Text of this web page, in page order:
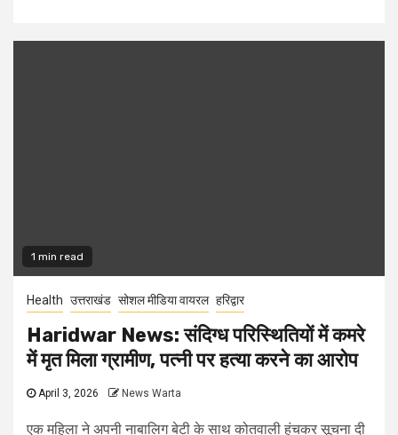
1 min read
Health उत्तराखंड सोशल मीडिया वायरल हरिद्वार
Haridwar News: संदिग्ध परिस्थितियों में कमरे
में मृत मिला ग्रामीण, पत्नी पर हत्या करने का आरोप
April 3, 2026 News Warta
एक महिला ने अपनी नाबालिग बेटी के साथ कोतवाली हुंचकर सूचना दी